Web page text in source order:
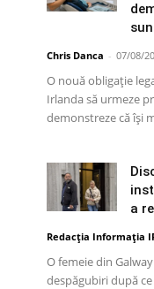
Chris Danca - 07/08/
O nouă obligație
Irlanda să urmeze
demonstreze că își
a
Redacția Informația
O femeie din
despăgubiri după